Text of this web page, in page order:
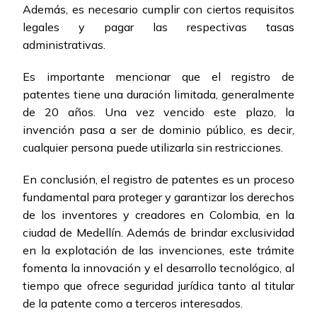
Además, es necesario cumplir con ciertos requisitos
legales y pagar las respectivas tasas
administrativas.
Es importante mencionar que el registro de
patentes tiene una duración limitada, generalmente
de 20 años. Una vez vencido este plazo, la
invención pasa a ser de dominio público, es decir,
cualquier persona puede utilizarla sin restricciones.
En conclusión, el registro de patentes es un proceso
fundamental para proteger y garantizar los derechos
de los inventores y creadores en Colombia, en la
ciudad de Medellín. Además de brindar exclusividad
en la explotación de las invenciones, este trámite
fomenta la innovación y el desarrollo tecnológico, al
tiempo que ofrece seguridad jurídica tanto al titular
de la patente como a terceros interesados.